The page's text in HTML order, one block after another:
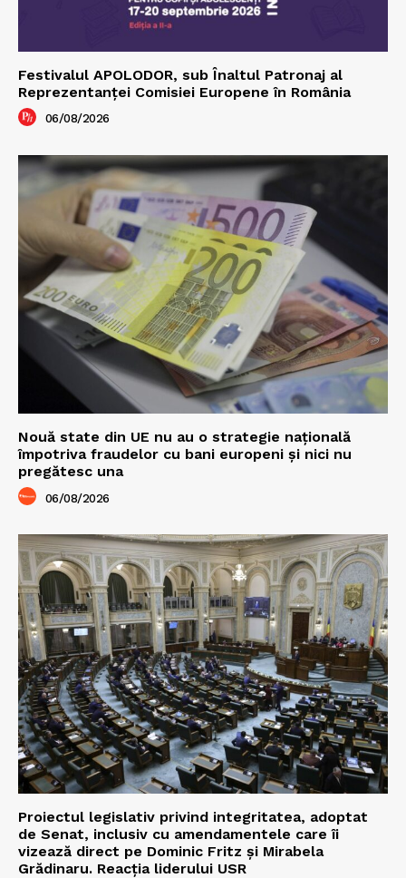
Festivalul APOLODOR, sub Înaltul Patronaj al
Reprezentanței Comisiei Europene în România
06/08/2026
Nouă state din UE nu au o strategie națională
împotriva fraudelor cu bani europeni și nici nu
pregătesc una
06/08/2026
Proiectul legislativ privind integritatea, adoptat
de Senat, inclusiv cu amendamentele care îi
vizează direct pe Dominic Fritz și Mirabela
Grădinaru. Reacția liderului USR